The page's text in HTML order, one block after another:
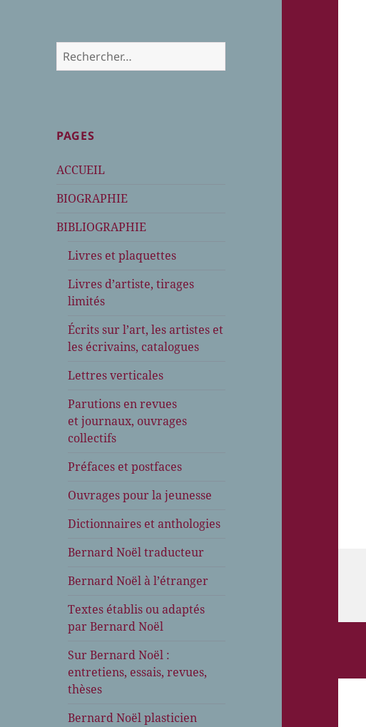
Rechercher :
PAGES
ACCUEIL
BIOGRAPHIE
BIBLIOGRAPHIE
Livres et plaquettes
Livres d’artiste, tirages
limités
Écrits sur l’art, les artistes et
les écrivains, catalogues
Lettres verticales
Parutions en revues
et journaux, ouvrages
collectifs
Préfaces et postfaces
Ouvrages pour la jeunesse
Dictionnaires et anthologies
Bernard Noël traducteur
Bernard Noël à l’étranger
Textes établis ou adaptés
par Bernard Noël
Sur Bernard Noël :
entretiens, essais, revues,
thèses
Bernard Noël plasticien